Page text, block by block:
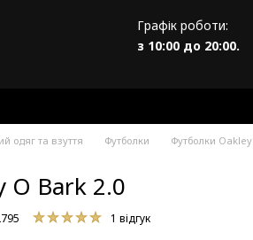
Графік роботи:
з 10:00 до 20:00.
одяг та взуття Футболки Футболки Oakley
O Bark 2.0
1 відгук